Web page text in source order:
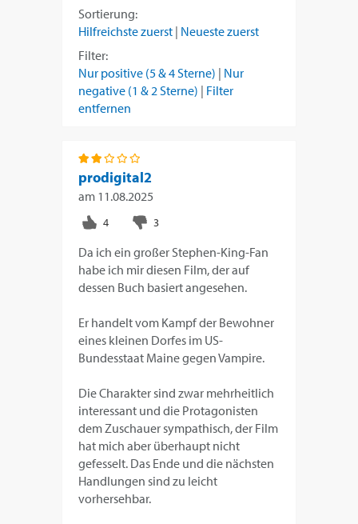
Sortierung:
Hilfreichste zuerst | Neueste zuerst
Filter:
Nur positive (5 & 4 Sterne) | Nur
negative (1 & 2 Sterne) | Filter
entfernen
prodigital2
am 11.08.2025
Da ich ein großer Stephen-King-Fan
habe ich mir diesen Film, der auf
dessen Buch basiert angesehen.
Er handelt vom Kampf der Bewohner
eines kleinen Dorfes im US-
Bundesstaat Maine gegen Vampire.
Die Charakter sind zwar mehrheitlich
interessant und die Protagonisten
dem Zuschauer sympathisch, der Film
hat mich aber überhaupt nicht
gefesselt. Das Ende und die nächsten
Handlungen sind zu leicht
vorhersehbar.